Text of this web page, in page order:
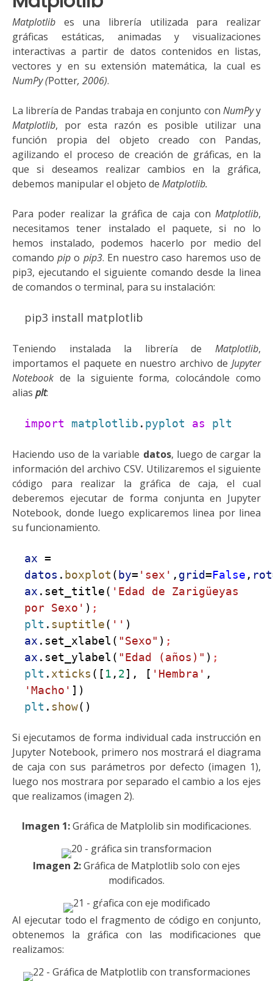
Matplotlib es una librería utilizada para realizar
gráficas estáticas, animadas y visualizaciones
interactivas a partir de datos contenidos en listas,
vectores y en su extensión matemática, la cual es
NumPy(Potter, 2006).
La librería de Pandas trabaja en conjunto con NumPyy
Matplotlib, por esta razón es posible utilizar una
función propia del objeto creado con Pandas,
agilizando el proceso de creación de gráficas,en la
que si deseamos realizar cambios en la gráfica,
debemos manipularel objeto de Matplotlib.
Para poder realizar la gráfica de caja con Matplotlib,
necesitamos tener instalado el paquete, si no lo
hemos instalado, podemos hacerlo por medio del
comandopip o pip3. En nuestro caso haremos uso de
pip3, ejecutando el siguiente comando desde la linea
de comandos o terminal, para su instalación:
pip3 install matplotlib
Teniendo instalada la librería de Matplotlib,
importamos el paquete en nuestro archivo de Jupyter
Notebook de la siguiente forma, colocándole como
alias plt:
import matplotlib . pyplot as plt
Haciendo uso de la variable datos, luego de cargar la
información del archivo CSV. Utilizaremos el siguiente
código para realizar la gráfica de caja, el cual
deberemos ejecutar de forma conjunta en Jupyter
Notebook, donde luego explicaremos linea por linea
su funcionamiento.
ax =
datos . boxplot (by= 'sex' , grid=False , rot
ax .set_title( 'Edad de Zarigüeyas
por Sexo' ) ;
plt . suptitle( '' )
ax .set_xlabel( "Sexo" ) ;
ax .set_ylabel( "Edad (años)" ) ;
plt . xticks ([ 1 , 2], [ 'Hembra' ,
'Macho' ])
plt . show()
Si ejecutamos de forma individual cada instrucción en
Jupyter Notebook, primero nos mostrará el diagrama
de caja con sus parámetros por defecto (imagen 1),
luego nos mostrara por separado elcambio a los ejes
que realizamos (imagen 2).
Imagen 1:Gráfica de Matplolib sin modificaciones.
Imagen 2:Gráfica de Matplotlib solo con ejes
modificados.
Al ejecutar todo el fragmento de códigoen conjunto,
obtenemos la gráfica con las modificaciones que
realizamos: